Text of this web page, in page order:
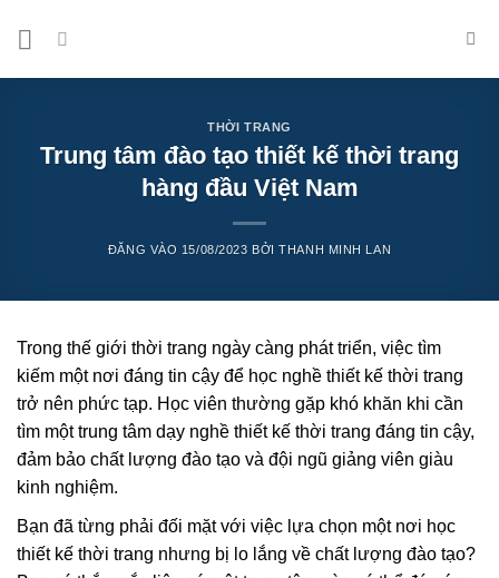
THỜI TRANG
Trung tâm đào tạo thiết kế thời trang
hàng đầu Việt Nam
ĐĂNG VÀO 15/08/2023 BỞITHANH MINH LAN
Trong thế giới thời trang ngày càng phát triển, việc tìm
kiếm một nơi đáng tin cậy để học nghề thiết kế thời trang
trở nên phức tạp. Học viên thường gặp khó khăn khi cần
tìm một trung tâm dạy nghề thiết kế thời trang đáng tin cậy,
đảm bảo chất lượng đào tạo và đội ngũ giảng viên giàu
kinh nghiệm.
Bạn đã từng phải đối mặt với việc lựa chọn một nơi học
thiết kế thời trang nhưng bị lo lắng về chất lượng đào tạo?